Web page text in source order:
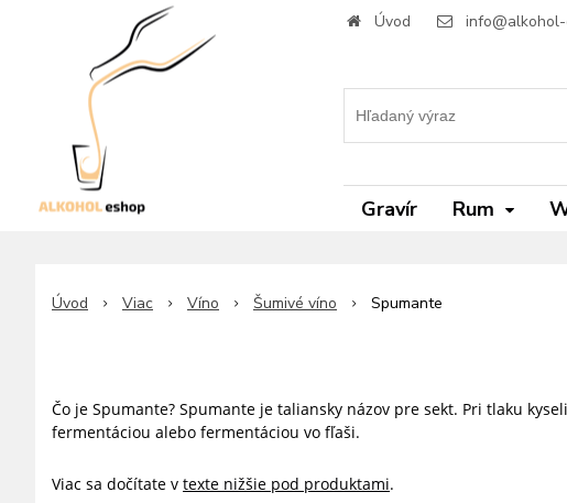
Úvod
Gravír Rum
Úvod Viac Víno Šumivé víno Spumante
Čo je Spumante? Spumante je taliansky názov pre sekt. Pri tlaku
fermentáciou alebo fermentáciou vo fľaši.
Viac sa dočítate v texte nižšie pod produktami.